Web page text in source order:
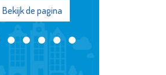
Bekijk de pagina